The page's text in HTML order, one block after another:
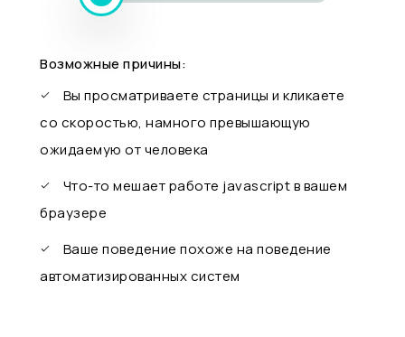
Возможные причины:
Вы просматриваете страницы и кликаете
со скоростью, намного превышающую
ожидаемую от человека
Что-то мешает работе javascript в вашем
браузере
Ваше поведение похоже на поведение
автоматизированных систем